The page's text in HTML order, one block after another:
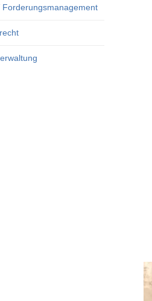
Forderungsmanagement